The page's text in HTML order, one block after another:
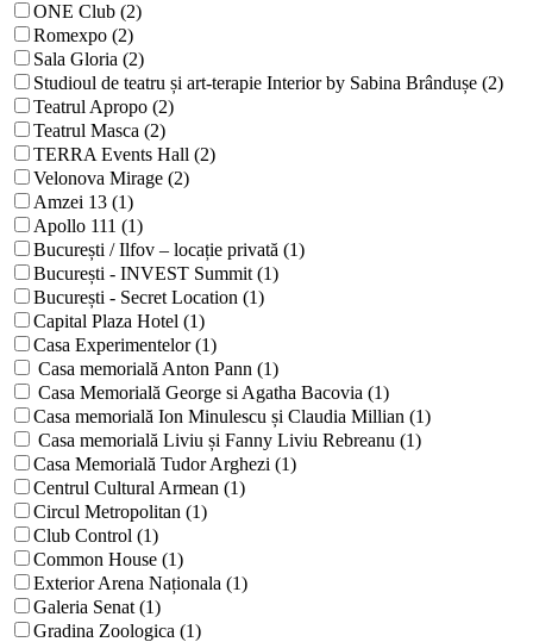
ONE Club (2)
Romexpo (2)
Sala Gloria (2)
Studioul de teatru și art-terapie Interior by Sabina Brândușe (2)
Teatrul Apropo (2)
Teatrul Masca (2)
TERRA Events Hall (2)
Velonova Mirage (2)
Amzei 13 (1)
Apollo 111 (1)
București / Ilfov – locație privată (1)
București - INVEST Summit (1)
București - Secret Location (1)
Capital Plaza Hotel (1)
Casa Experimentelor (1)
Casa memorială Anton Pann (1)
Casa Memorială George si Agatha Bacovia (1)
Casa memorială Ion Minulescu și Claudia Millian (1)
Casa memorială Liviu și Fanny Liviu Rebreanu (1)
Casa Memorială Tudor Arghezi (1)
Centrul Cultural Armean (1)
Circul Metropolitan (1)
Club Control (1)
Common House (1)
Exterior Arena Naționala (1)
Galeria Senat (1)
Gradina Zoologica (1)